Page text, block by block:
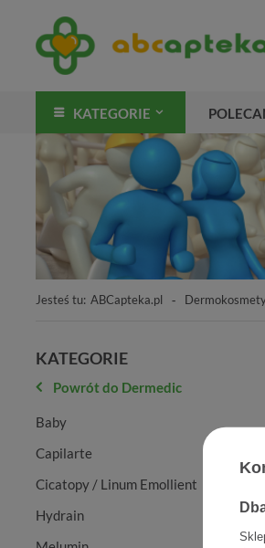
KATEGORIE
Jesteś tu: ABCapteka.pl
KATEGORIE
Powrót do Dermedic
Baby
Capilarte
Cicatopy / Linum Emollient
Hydrain